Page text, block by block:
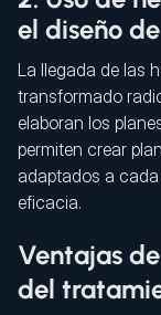
el diseño
La llegada de las
transformado
elaboran los
permiten crear
adaptados a
eficacia.
Ventajas
del